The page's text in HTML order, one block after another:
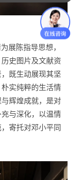
展陈指导思想，
史图片及文献资
既生动展现其坚
实纯粹的生活情
辉煌成就，是对
与深化，以温情
寄托对邓小平同